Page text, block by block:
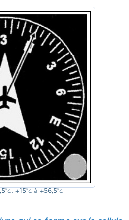
+15°c à +56,5°c.